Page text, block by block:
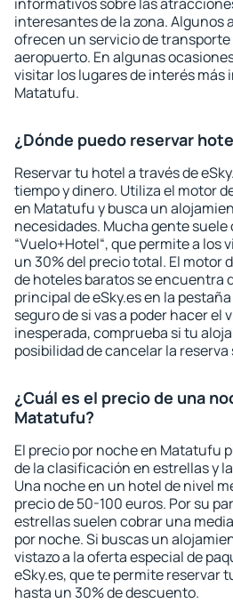
interesantes de la zona. Algunos
ofrecen un servicio de transporte
aeropuerto. En algunas
visitar los lugares de interés más
Matatufu.
¿Dónde puedo reservar
Reservar tu hotel a través de
tiempo y dinero. Utiliza el motor
en Matatufu y busca un
necesidades. Mucha gente
“Vuelo+Hotel“, que permite a los
un 30% del precio total. El motor
de hoteles baratos se encuentra
principal de eSky.es en la
seguro de si vas a poder hacer el
inesperada, comprueba si tu
posibilidad de cancelar la reserva
¿Cuál es el precio de una
Matatufu?
El precio por noche en Matatufu
de la clasificación en estrellas y
Una noche en un hotel de nivel
precio de 50-100 euros. Por su
estrellas suelen cobrar una
por noche. Si buscas un
vistazo a la oferta especial de
eSky.es, que te permite reservar
hasta un 30% de descuento.